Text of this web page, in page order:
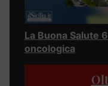
La Buona Salute
oncologica